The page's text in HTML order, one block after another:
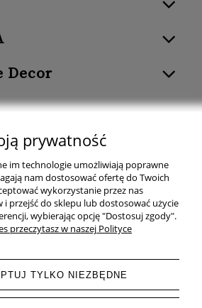
Decor
mail: sklep at naturalhomedecor.pl | Tel.:
7971800592 | REGON: 381429127
© 2026 - Naturalhomedecor.pl
prywatność
im technologie umożliwiają poprawne
nam dostosować ofertę do Twoich
wykorzystanie przez nas
przejść do sklepu lub dostosować użycie
wybierając opcję "Dostosuj zgody".
przeczytasz w naszej Polityce
TYLKO NIEZBĘDNE